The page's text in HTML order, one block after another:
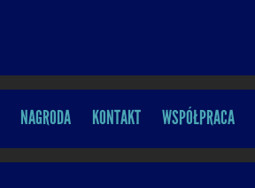
NAGRODA KONTAKT WSPÓŁPRACA